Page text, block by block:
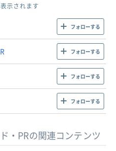
示されます
フォローする
フォローする
フォローする
フォローする
・PRの関連コンテンツ